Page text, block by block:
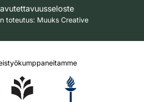
toteutus: Muuks Creative